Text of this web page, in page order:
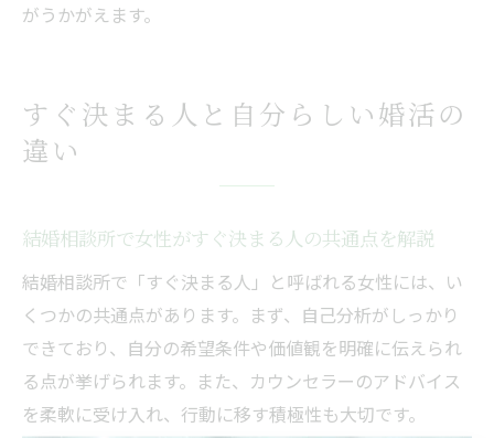
がうかがえます。
すぐ決まる人と自分らしい婚活の
違い
結婚相談所で女性がすぐ決まる人の共通点を解説
結婚相談所で「すぐ決まる人」と呼ばれる女性には、い
くつかの共通点があります。まず、自己分析がしっかり
できており、自分の希望条件や価値観を明確に伝えられ
る点が挙げられます。また、カウンセラーのアドバイス
を柔軟に受け入れ、行動に移す積極性も大切です。